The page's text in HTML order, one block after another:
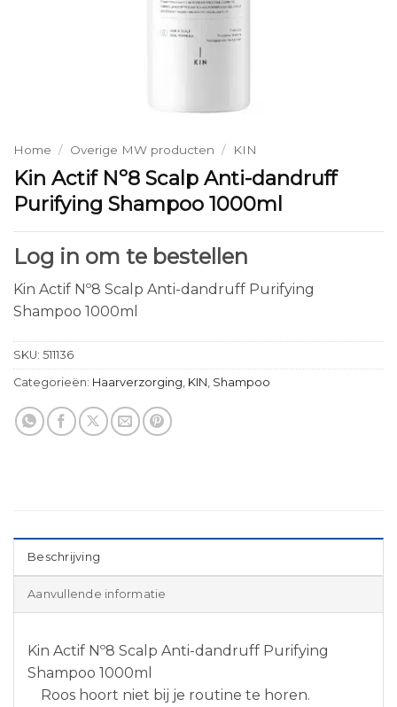
Home / Overige MW producten / KIN
Kin Actif Nº8 Scalp Anti-dandruff
Purifying Shampoo 1000ml
Log in om te bestellen
Kin Actif Nº8 Scalp Anti-dandruff Purifying
Shampoo 1000ml
SKU: 511136
Categorieën: Haarverzorging KIN Shampoo
Beschrijving
Aanvullende informatie
Kin Actif Nº8 Scalp Anti-dandruff Purifying
Shampoo 1000ml
Roos hoort niet bij je routine te horen.